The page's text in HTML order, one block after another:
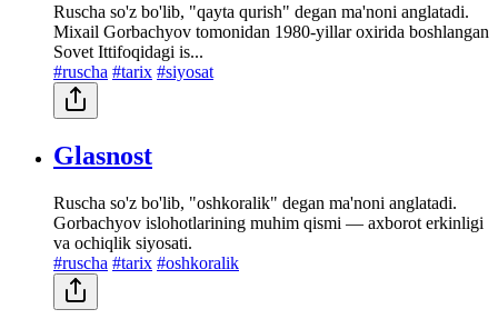
Ruscha so'z bo'lib, "qayta qurish" degan ma'noni anglatadi.
Mixail Gorbachyov tomonidan 1980-yillar oxirida boshlangan
Sovet Ittifoqidagi is...
#ruscha #tarix #siyosat
Glasnost
Ruscha so'z bo'lib, "oshkoralik" degan ma'noni anglatadi.
Gorbachyov islohotlarining muhim qismi — axborot erkinligi
va ochiqlik siyosati.
#ruscha #tarix #oshkoralik